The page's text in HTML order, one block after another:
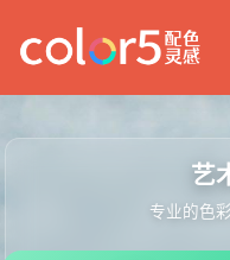
艺
专业的色